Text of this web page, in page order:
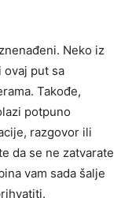
Neko iz
ovaj put sa
Takođe,
potpuno
razgovor ili
da se ne zatvarate
vam sada šalje